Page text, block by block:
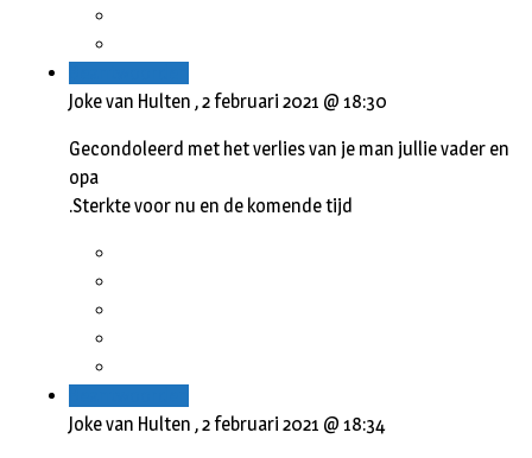
Joke van Hulten ,2 februari 2021 @ 18:30
Gecondoleerd met het verlies van je man jullie vader en
opa
.Sterkte voor nu en de komende tijd
Joke van Hulten ,2 februari 2021 @ 18:34